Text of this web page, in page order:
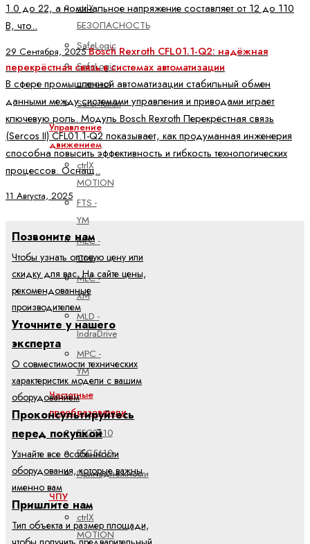
ctrlX
БЕЗОПАСНОСТЬ
SafeLogic
SafeLogic
compact
SafeMotion
Управление
движением
ctrlX
MOTION
FTS -
YM
MLC -
CML
MLC -
XM
MLD -
IndraDrive
MPC -
YM
Частотные
преобразователи
EFC3610
EFC5610
Принадлежности
ЧПУ
ctrlX
MOTION
1.0 до 22, а номинальное напряжение составляет от 12 до 110
В, что..
29 Сентября, 2025Bosch Rexroth CFL01.1-Q2: надёжная
перекрёстная связь в системах автоматизации
В сфере промышленной автоматизации стабильный обмен
данными между системами управления и приводами играет
ключевую роль. Модуль Bosch Rexroth Перекрёстная связь
(Sercos II) CFL01.1-Q2 показывает, как продуманная инженерия
способна повысить эффективность и гибкость технологических
процессов. Оснащ..
11 Августа, 2025
Позвоните нам
Чтобы узнать оптовую цену или
скидку для вас. На сайте цены,
рекомендованные
производителем
Уточните у нашего
эксперта
О совместимости технических
характеристик модели с вашим
оборудованием
Проконсультируйтесь
перед покупкой
Узнайте все особенности
оборудования, которые важны
именно вам
Пришлите нам
Тип объекта и размер площади,